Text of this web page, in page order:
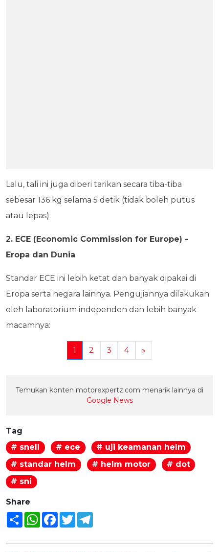
Lalu, tali ini juga diberi tarikan secara tiba-tiba
sebesar 136 kg selama 5 detik (tidak boleh putus
atau lepas).
2. ECE (Economic Commission for Europe) -
Eropa dan Dunia
Standar ECE ini lebih ketat dan banyak dipakai di
Eropa serta negara lainnya. Pengujiannya dilakukan
oleh laboratorium independen dan lebih banyak
macamnya:
1 2 3 4 »
Temukan konten motorexpertz.com menarik lainnya di
Google News
Tag
# snell
# ece
# uji keamanan helm
# standar helm
# helm motor
# dot
# sni
Share
Share WhatsAppFacebook
Twitter